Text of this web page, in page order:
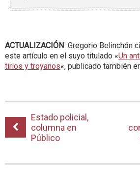
ACTUALIZACIÓN: Gregorio Belinchón
este artículo en el suyo titulado «Un
tirios y troyanos«, publicado también
Estado policial,
columna en
Público